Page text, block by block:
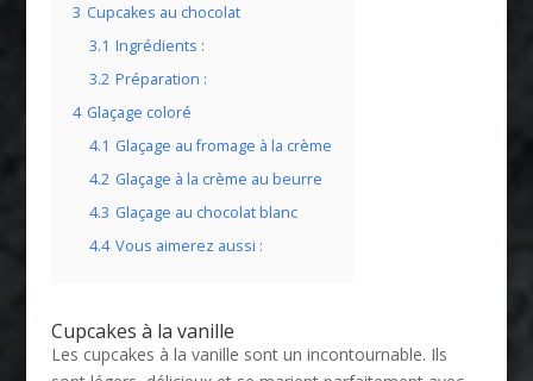
3 Cupcakes au chocolat
3.1 Ingrédients :
3.2 Préparation :
4 Glaçage coloré
4.1 Glaçage au fromage à la crème
4.2 Glaçage à la crème au beurre
4.3 Glaçage au chocolat blanc
4.4 Vous aimerez aussi :
Cupcakes à la vanille
Les cupcakes à la vanille sont un incontournable. Ils